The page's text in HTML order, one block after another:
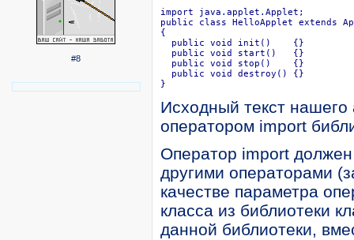
#8
import java.applet.Applet;
public class HelloApplet extends
{
  public void init()    {}
  public void start()   {}
  public void stop()    {}
  public void destroy() {}
}
Исходный текст
оператором import
Оператор import должен
другими операторами
качестве параметра
класса из библиотеки
данной библиотеки,